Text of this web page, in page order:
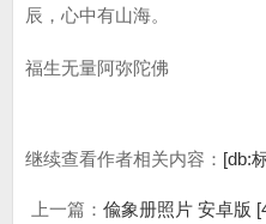
辰，心中有山海。
福生无量阿弥陀佛
继续查看作者相关内容： [db:
上一篇： 偸象册照片 安卓版